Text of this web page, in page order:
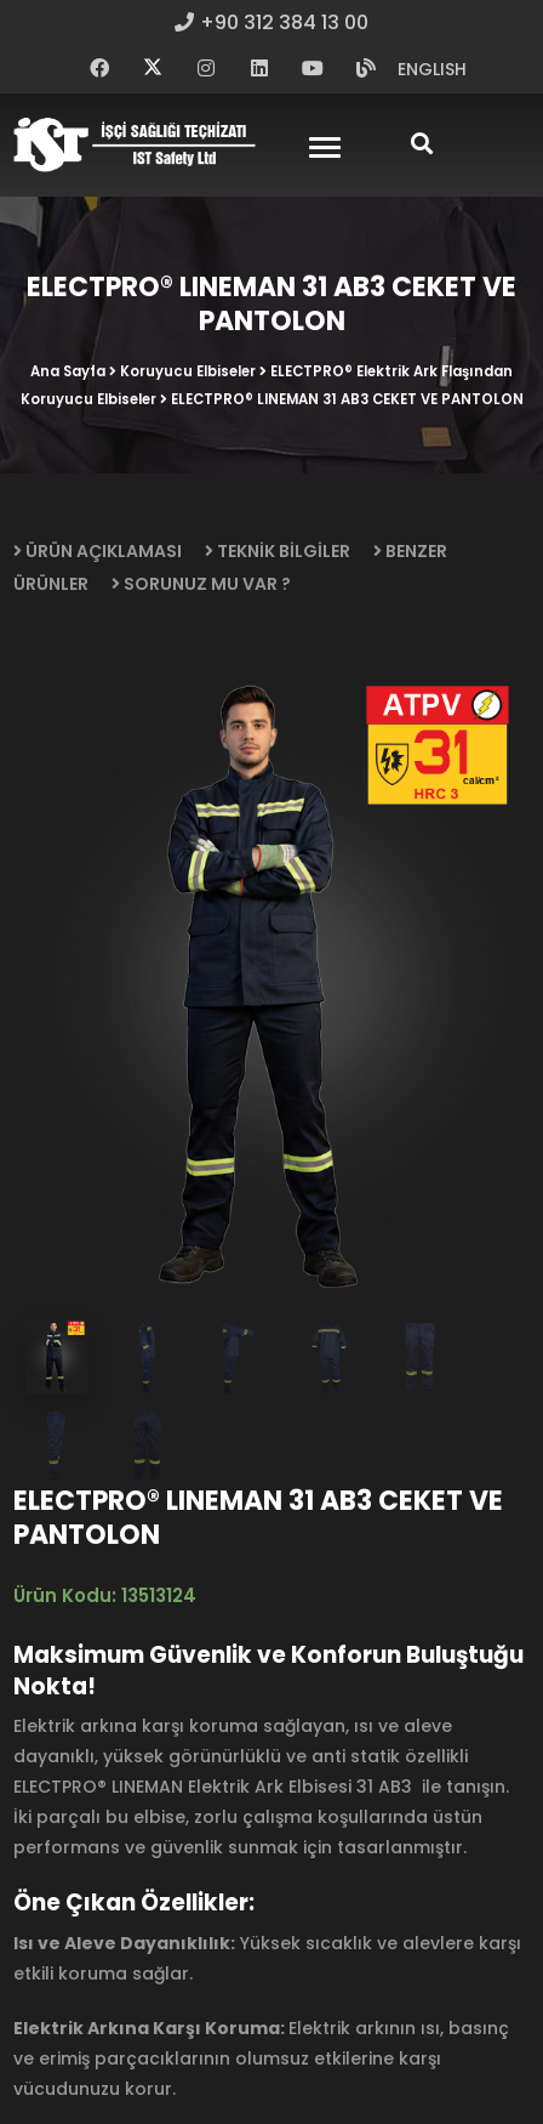
+90 312 384 13 00
ENGLISH
ELECTPRO® LINEMAN 31 AB3 CEKET VE
PANTOLON
Ana Sayfa Koruyucu Elbiseler
ELECTPRO® Elektrik Ark Flaşından
Koruyucu Elbiseler
ELECTPRO® LINEMAN 31 AB3 CEKET VE PANTOLON
ÜRÜN AÇIKLAMASI TEKNİK BİLGİLER
BENZER
ÜRÜNLER
SORUNUZ MU VAR ?
ELECTPRO® LINEMAN 31 AB3 CEKET VE
PANTOLON
Ürün Kodu: 13513124
Maksimum Güvenlik ve Konforun Buluştuğu
Nokta!
Elektrik arkına karşı koruma sağlayan, ısı ve aleve
dayanıklı, yüksek görünürlüklü ve anti statik özellikli
ELECTPRO® LINEMAN Elektrik Ark Elbisesi 31 AB3 ile tanışın.
İki parçalı bu elbise, zorlu çalışma koşullarında üstün
performans ve güvenlik sunmak için tasarlanmıştır.
Öne Çıkan Özellikler:
Isı ve Aleve Dayanıklılık: Yüksek sıcaklık ve alevlere karşı
etkili koruma sağlar.
Elektrik Arkına Karşı Koruma: Elektrik arkının ısı, basınç
ve erimiş parçacıklarının olumsuz etkilerine karşı
vücudunuzu korur.